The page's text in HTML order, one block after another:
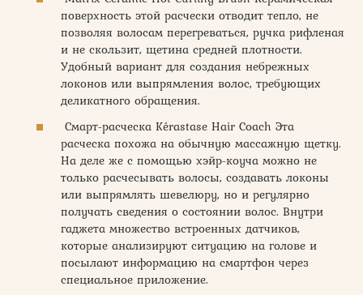
поверхность этой расчески отводит тепло, не
позволяя волосам перегреваться, ручка рифленая
и не скользит, щетина средней плотности.
Удобный вариант для создания небрежных
локонов или выпрямления волос, требующих
деликатного обращения.
Смарт-расческа Kérastase Hair Coach Эта
расческа похожа на обычную массажную щетку.
На деле же с помощью хэйр-коуча можно не
только расчесывать волосы, создавать локоны
или выпрямлять шевелюру, но и регулярно
получать сведения о состоянии волос. Внутри
гаджета множество встроенных датчиков,
которые анализируют ситуацию на голове и
посылают информацию на смартфон через
специальное приложение.